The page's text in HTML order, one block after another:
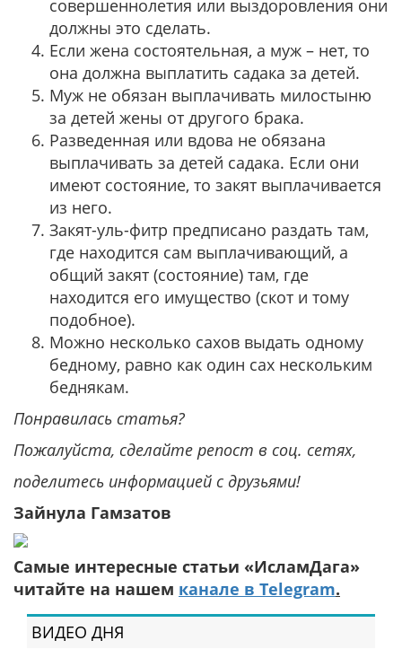
совершеннолетия или выздоровления они
должны это сделать.
Если жена состоятельная, а муж – нет, то
она должна выплатить садака за детей.
Муж не обязан выплачивать милостыню
за детей жены от другого брака.
Разведенная или вдова не обязана
выплачивать за детей садака. Если они
имеют состояние, то закят выплачивается
из него.
Закят-уль-фитр предписано раздать там,
где находится сам выплачивающий, а
общий закят (состояние) там, где
находится его имущество (скот и тому
подобное).
Можно несколько сахов выдать одному
бедному, равно как один сах нескольким
беднякам.
Понравилась статья?
Пожалуйста, сделайте репост в соц. сетях,
поделитесь информацией с друзьями!
Зайнула Гамзатов
Самые интересные статьи «ИсламДага»
читайте на нашем канале в Telegram.
ВИДЕО ДНЯ